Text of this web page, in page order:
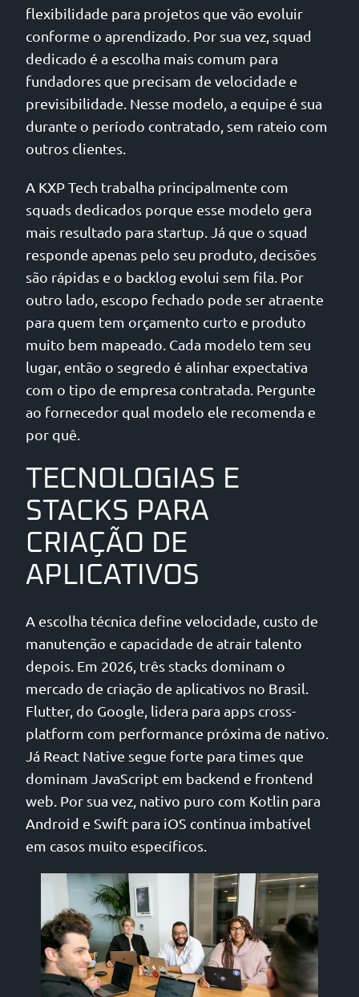
flexibilidade para projetos que vão evoluir
conforme o aprendizado. Por sua vez, squad
dedicado é a escolha mais comum para
fundadores que precisam de velocidade e
previsibilidade. Nesse modelo, a equipe é sua
durante o período contratado, sem rateio com
outros clientes.
A KXP Tech trabalha principalmente com
squads dedicados porque esse modelo gera
mais resultado para startup. Já que o squad
responde apenas pelo seu produto, decisões
são rápidas e o backlog evolui sem fila. Por
outro lado, escopo fechado pode ser atraente
para quem tem orçamento curto e produto
muito bem mapeado. Cada modelo tem seu
lugar, então o segredo é alinhar expectativa
com o tipo de empresa contratada. Pergunte
ao fornecedor qual modelo ele recomenda e
por quê.
TECNOLOGIAS E
STACKS PARA
CRIAÇÃO DE
APLICATIVOS
A escolha técnica define velocidade, custo de
manutenção e capacidade de atrair talento
depois. Em 2026, três stacks dominam o
mercado de criação de aplicativos no Brasil.
Flutter, do Google, lidera para apps cross-
platform com performance próxima de nativo.
Já React Native segue forte para times que
dominam JavaScript em backend e frontend
web. Por sua vez, nativo puro com Kotlin para
Android e Swift para iOS continua imbatível
em casos muito específicos.